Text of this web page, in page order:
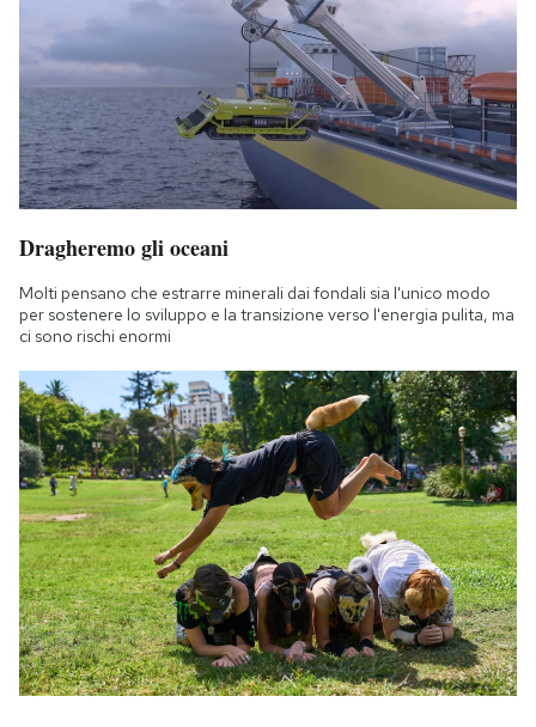
Dragheremo gli oceani
Molti pensano che estrarre minerali dai fondali sia l'unico modo
per sostenere lo sviluppo e la transizione verso l'energia pulita, ma
ci sono rischi enormi